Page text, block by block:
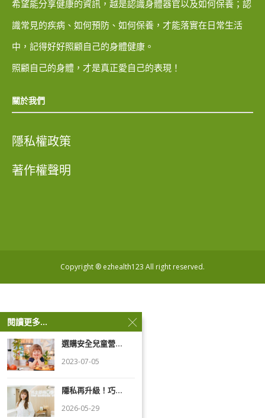
希望能分享健康的資訊，越是認識身體器官以及如何保養；認
識常見的疾病、如何預防、如何保養，才能落實在日常生活
中，記得好好照顧自己的身體健康。
照顧自己的身體，才是真正愛自己的表現！
關於我們
隱私權政策
著作權聲明
Copyright ® ezhealth123 All right reserved.
閱讀更多...
選購安全兒童營...
2023-07-05
隱私再升級！巧...
2026-05-29